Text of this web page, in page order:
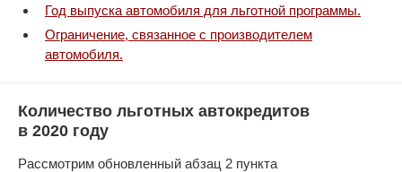
Год выпуска автомобиля для льготной программы.
Ограничение, связанное с производителем
автомобиля.
Количество льготных автокредитов
в 2020 году
Рассмотрим обновленный абзац 2 пункта